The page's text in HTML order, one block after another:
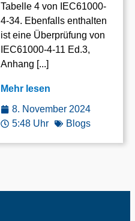
Tabelle 4 von IEC61000-
4-34. Ebenfalls enthalten
ist eine Überprüfung von
IEC61000-4-11 Ed.3,
Anhang [...]
Mehr lesen
8. November 2024
5:48 Uhr
Blogs